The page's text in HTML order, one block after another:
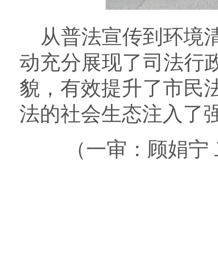
从普法宣传到环境
动充分展现了司法行
貌，有效提升了市民
法的社会生态注入了
（一审：顾娟宁